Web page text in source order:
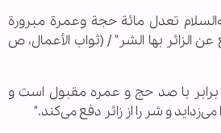
تعدل مائة حجة وعمرة مبرورة
عن الزائر بها الشر" / (ثواب الأعمال، ص
با صد حج و عمره مقبول است و
و شر را از زائر دفع می‌کند."